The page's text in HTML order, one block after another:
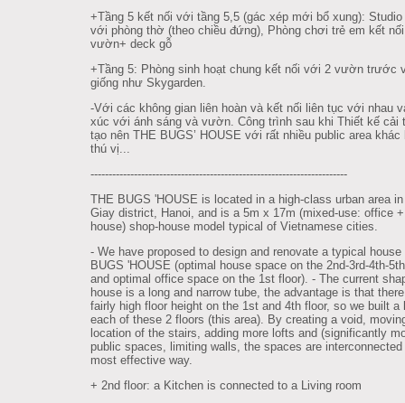
+Tầng 5 kết nối với tầng 5,5 (gác xép mới bổ xung):
với phòng thờ (theo chiều đứng), Phòng chơi trẻ em kết
vườn+ deck gỗ
+Tầng 5: Phòng sinh hoạt chung kết nối với 2 vườn trước
giống như Skygarden.
-Với các không gian liên hoàn và kết nối liên tục với nhau
xúc với ánh sáng và vườn. Công trình sau khi Thiết kế cải
tạo nên THE BUGS’ HOUSE với rất nhiều public area khác
thú vị...
-----------------------------------------------------------------------
THE BUGS 'HOUSE is located in a high-class urban area
Giay district, Hanoi, and is a 5m x 17m (mixed-use: office
house) shop-house model typical of Vietnamese cities.
- We have proposed to design and renovate a typical house
BUGS 'HOUSE (optimal house space on the 2nd-3rd-4th-
and optimal office space on the 1st floor). - The current
house is a long and narrow tube, the advantage is that
fairly high floor height on the 1st and 4th floor, so we built a
each of these 2 floors (this area). By creating a void,
location of the stairs, adding more lofts and (significantly
public spaces, limiting walls, the spaces are
most effective way.
+ 2nd floor: a Kitchen is connected to a Living room